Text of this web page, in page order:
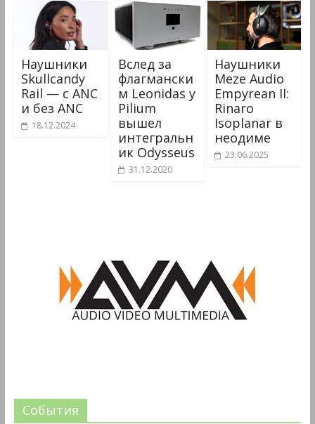
Наушники
Skullcandy
Rail — с ANC
и без ANC
18.12.2024
Вслед за
флагмански
м Leonidas у
Pilium
вышел
интегральн
ик Odysseus
31.12.2020
Наушники
Meze Audio
Empyrean II:
Rinaro
Isoplanar в
неодиме
23.06.2025
События